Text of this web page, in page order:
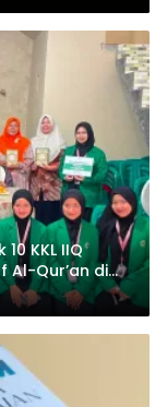
KKL IIQ
Al-Qur’an di